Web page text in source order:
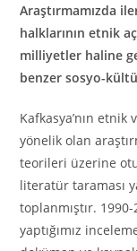
Araştırmamızda
halklarının etnik
milliyetler haline
benzer sosyo-
Kafkasya’nın etnik
yönelik olan
teorileri üzerine
literatür taraması
toplanmıştır. 1990-
yaptığımız